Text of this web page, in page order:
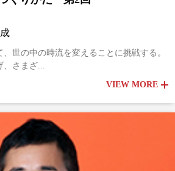
世の中の時流を変えることに挑戦する。
、さまざ...
VIEW MORE